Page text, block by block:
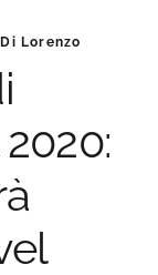
Lorenzo